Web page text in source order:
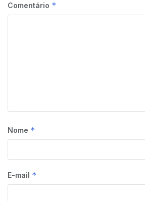
Comentário *
Nome *
E-mail *